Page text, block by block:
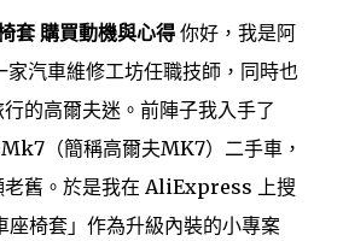
套 購買動機與心得 你好，我是阿
汽車維修工坊任職技師，同時也
的高爾夫迷。前陣子我入手了
（簡稱高爾夫MK7）二手車，
老舊。於是我在 AliExpress 上搜
椅套」作為升級內裝的小專案